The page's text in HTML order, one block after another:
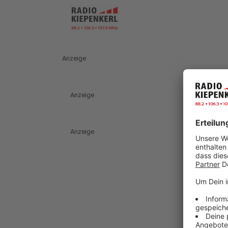
Anzeige
Anzeige
Anzeige